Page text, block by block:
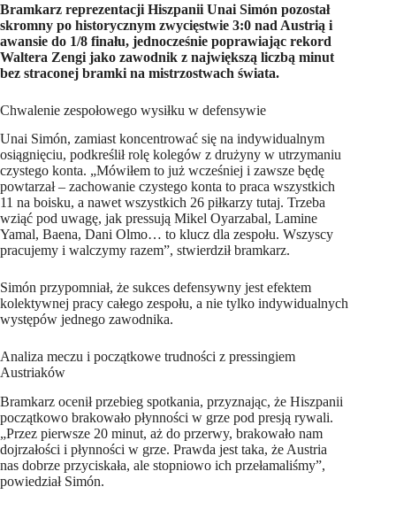
Bramkarz reprezentacji Hiszpanii Unai Simón pozostał
skromny po historycznym zwycięstwie 3:0 nad Austrią i
awansie do 1/8 finału, jednocześnie poprawiając rekord
Waltera Zengi jako zawodnik z największą liczbą minut
bez straconej bramki na mistrzostwach świata.
Chwalenie zespołowego wysiłku w defensywie
Unai Simón, zamiast koncentrować się na indywidualnym
osiągnięciu, podkreślił rolę kolegów z drużyny w utrzymaniu
czystego konta. „Mówiłem to już wcześniej i zawsze będę
powtarzał – zachowanie czystego konta to praca wszystkich
11 na boisku, a nawet wszystkich 26 piłkarzy tutaj. Trzeba
wziąć pod uwagę, jak pressują Mikel Oyarzabal, Lamine
Yamal, Baena, Dani Olmo… to klucz dla zespołu. Wszyscy
pracujemy i walczymy razem”, stwierdził bramkarz.
Simón przypomniał, że sukces defensywny jest efektem
kolektywnej pracy całego zespołu, a nie tylko indywidualnych
występów jednego zawodnika.
Analiza meczu i początkowe trudności z pressingiem
Austriaków
Bramkarz ocenił przebieg spotkania, przyznając, że Hiszpanii
początkowo brakowało płynności w grze pod presją rywali.
„Przez pierwsze 20 minut, aż do przerwy, brakowało nam
dojrzałości i płynności w grze. Prawda jest taka, że Austria
nas dobrze przyciskała, ale stopniowo ich przełamaliśmy”,
powiedział Simón.